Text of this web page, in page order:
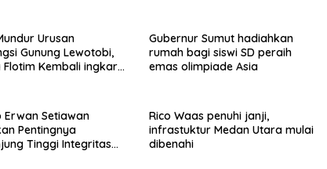
Urusan
Gunung Lewotobi,
Flotim Kembali ingkar
Gubernur Sumut hadiahkan
rumah bagi siswi SD peraih
emas olimpiade Asia
Erwan Setiawan
Pentingnya
Tinggi Integritas
Rico Waas penuhi janji,
infrastuktur Medan Utara mulai
dibenahi